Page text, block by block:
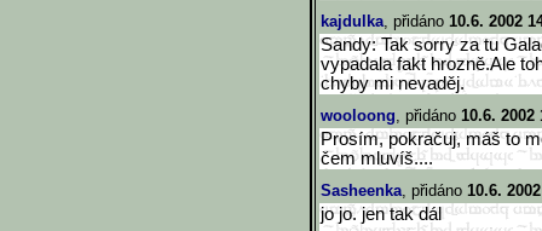
kajdulka, přidáno 10.6. 2002
Sandy: Tak sorry za tu
vypadala fakt hrozně.Ale
chyby mi nevaděj.
wooloong, přidáno 10.6. 2002
Prosím, pokračuj, máš to
čem mluvíš....
Sasheenka, přidáno 10.6.
jo jo. jen tak dál